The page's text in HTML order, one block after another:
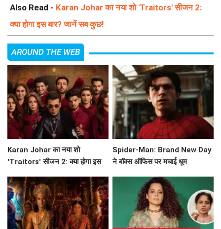
Also Read - Karan Johar का नया शो 'Traitors' सीजन 2:
क्या होगा इस बार? जानें सब कुछ!
AROUND THE WEB
Karan Johar का नया शो
'Traitors' सीजन 2: क्या होगा इस
Spider-Man: Brand New Day
ने बॉक्स ऑफिस पर मचाई धूम